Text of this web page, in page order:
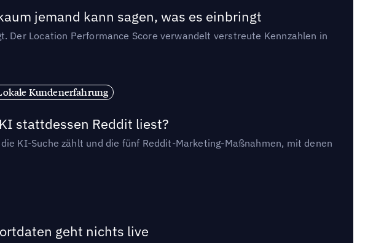
jemand kann sagen, was es einbringt
Der Location Performance Score verwandelt verstreute Kennzahlen in
Kundenerfahrung
stattdessen Reddit liest?
KI-Suche zählt und die fünf Reddit-Marketing-Maßnahmen, mit denen
geht nichts live